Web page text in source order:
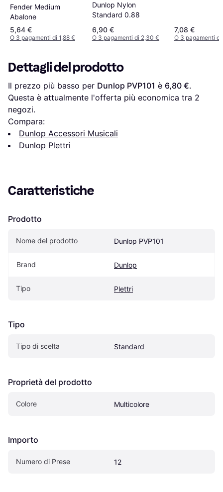
Fender Medium
Abalone
5,64 €
O 3 pagamenti di 1,88 €
Dunlop Nylon
Standard 0.88
6,90 €
O 3 pagamenti di 2,30 €
7,08 €
O 3 pagamenti
Dettagli del prodotto
Il prezzo più basso per Dunlop PVP101 è 6,80 €.
Questa è attualmente l'offerta più economica tra 2
negozi.
Compara:
Dunlop Accessori Musicali
Dunlop Plettri
Caratteristiche
Prodotto
Nome del prodotto Dunlop PVP101
Brand Dunlop
Tipo Plettri
Tipo
Tipo di scelta Standard
Proprietà del prodotto
Colore Multicolore
Importo
Numero di Prese 12